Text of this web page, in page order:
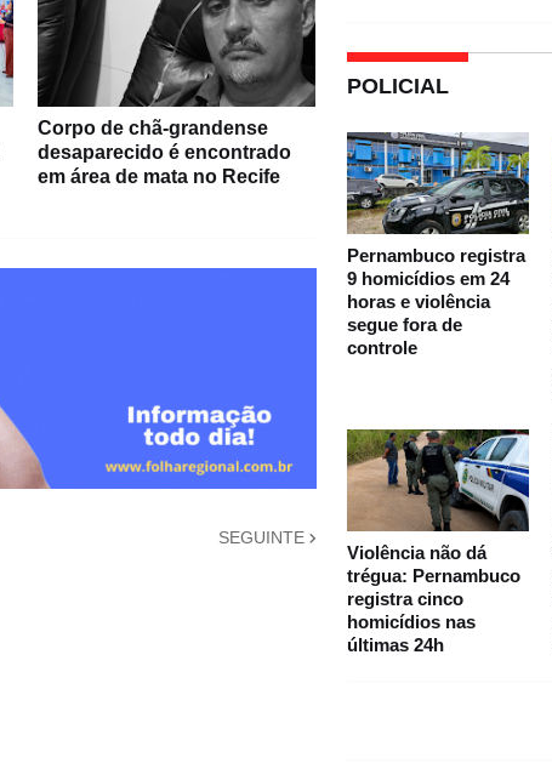
Corpo de chã-grandense
desaparecido é encontrado
em área de mata no Recife
SEGUINTE
POLICIAL
Pernambuco registra
9 homicídios em 24
horas e violência
segue fora de
controle
Violência não dá
trégua: Pernambuco
registra cinco
homicídios nas
últimas 24h